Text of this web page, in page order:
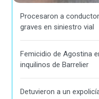
Procesaron a
graves en siniestro vial
Femicidio de Agostina
inquilinos de Barrelier
Detuvieron a un